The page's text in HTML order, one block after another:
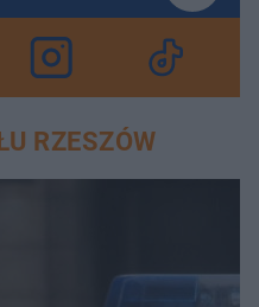
RZESZÓW